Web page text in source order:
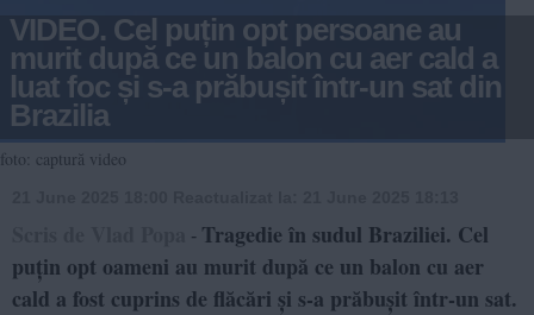
VIDEO. Cel puțin opt persoane au
murit după ce un balon cu aer cald a
luat foc și s-a prăbușit într-un sat din
Brazilia
foto: captură video
- Tragedie în sudul Braziliei. Cel
puțin opt oameni au murit după ce un balon cu aer
cald a fost cuprins de flăcări și s-a prăbușit într-un sat.